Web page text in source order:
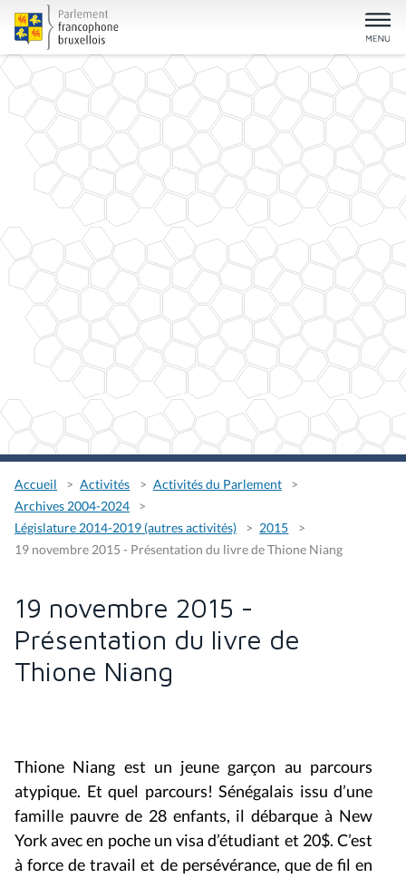
Accueil Activités
Activités du Parlement
Archives 2004-2024
Législature 2014-2019 (autres activités)
2015
19 novembre 2015 - Présentation du livre de Thione Niang
19 novembre 2015 -
Présentation du livre de
Thione Niang
Thione Niang est un jeune garçon au parcours
atypique. Et quel parcours! Sénégalais issu d’une
famille pauvre de 28 enfants, il débarque à New
York avec en poche un visa d’étudiant et 20$. C’est
à force de travail et de persévérance, que de fil en